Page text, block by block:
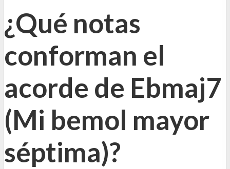
¿Qué notas
conforman el
acorde de Ebmaj7
(Mi bemol mayor
séptima)?